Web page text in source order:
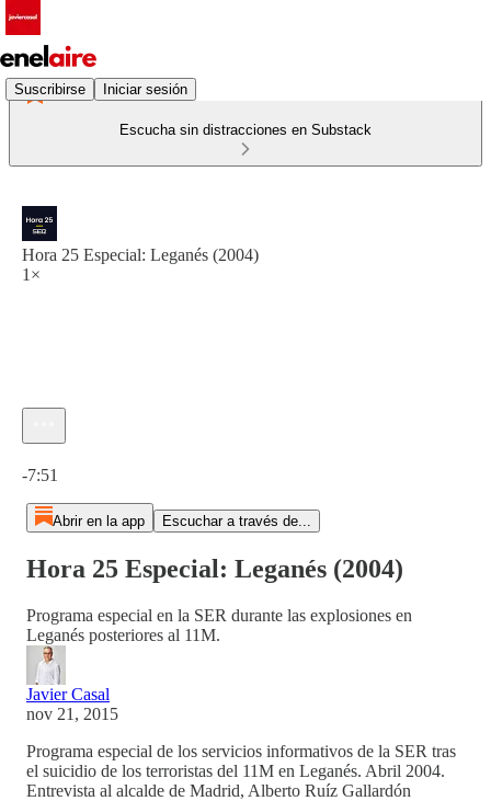
Suscribirse Iniciar sesión
Escucha sin distracciones en Substack
Hora 25 Especial: Leganés (2004)
1×
-7:51
Abrir en la app Escuchar a través de...
Hora 25 Especial: Leganés (2004)
Programa especial en la SER durante las explosiones en
Leganés posteriores al 11M.
Javier Casal
nov 21, 2015
Programa especial de los servicios informativos de la SER tras
el suicidio de los terroristas del 11M en Leganés. Abril 2004.
Entrevista al alcalde de Madrid, Alberto Ruíz Gallardón